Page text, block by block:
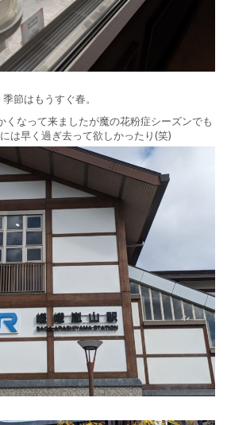
季節はもうすぐ春。
くなって来ましたが魔の花粉症シーズンでも
は早く過ぎ去って欲しかったり(笑)